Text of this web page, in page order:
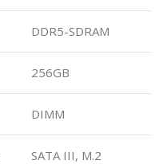
DDR5-SDRAM
256GB
DIMM
SATA III, M.2